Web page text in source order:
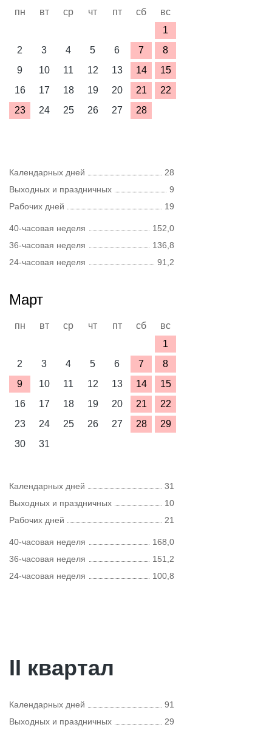
пн вт ср чт пт сб
вс
1
2
3 4 5 6 7
8
9
10 11 12 13 14
15
16
17 18 19 20 21
22
23
24 25 26 27 28
Календарных дней
28
Выходных и праздничных
9
Рабочих дней
19
40-часовая неделя
152,0
36-часовая неделя
136,8
24-часовая неделя
91,2
Март
пн вт ср чт пт сб
вс
1
2
3 4 5 6 7
8
9
10 11 12 13 14
15
16
17 18 19 20 21
22
23
24 25 26 27 28
29
30
31
Календарных дней
31
Выходных и праздничных
10
Рабочих дней
21
40-часовая неделя
168,0
36-часовая неделя
151,2
24-часовая неделя
100,8
II квартал
Календарных дней
91
Выходных и праздничных
29